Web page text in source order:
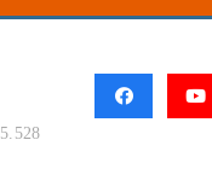
5.528